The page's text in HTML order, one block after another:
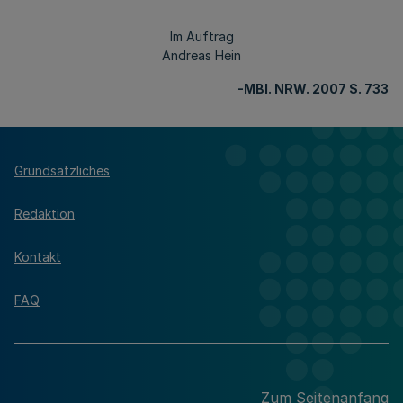
Im Auftrag
Andreas Hein
-MBl. NRW. 2007 S. 733
Grundsätzliches
Redaktion
Kontakt
FAQ
Zum Seitenanfang